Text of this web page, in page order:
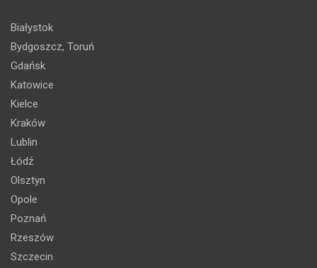
Białystok
Bydgoszcz, Toruń
Gdańsk
Katowice
Kielce
Kraków
Lublin
Łódź
Olsztyn
Opole
Poznań
Rzeszów
Szczecin